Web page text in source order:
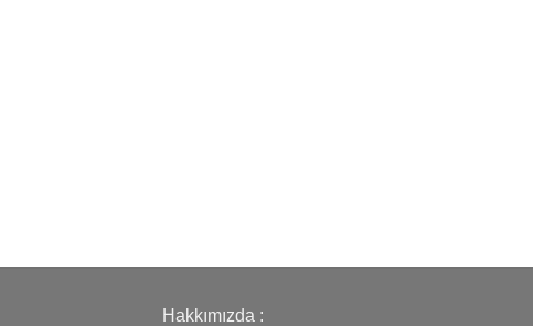
Hakkımızda :